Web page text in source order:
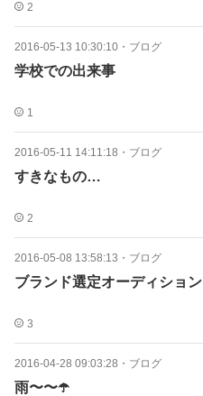
2
2016-05-13 10:30:10 ・ ブログ
学校での出来事
1
2016-05-11 14:11:18 ・ ブログ
すきなもの…
2
2016-05-08 13:58:13 ・ ブログ
ブランド選定オーディション
3
2016-04-28 09:03:28 ・ ブログ
雨〜〜☂️